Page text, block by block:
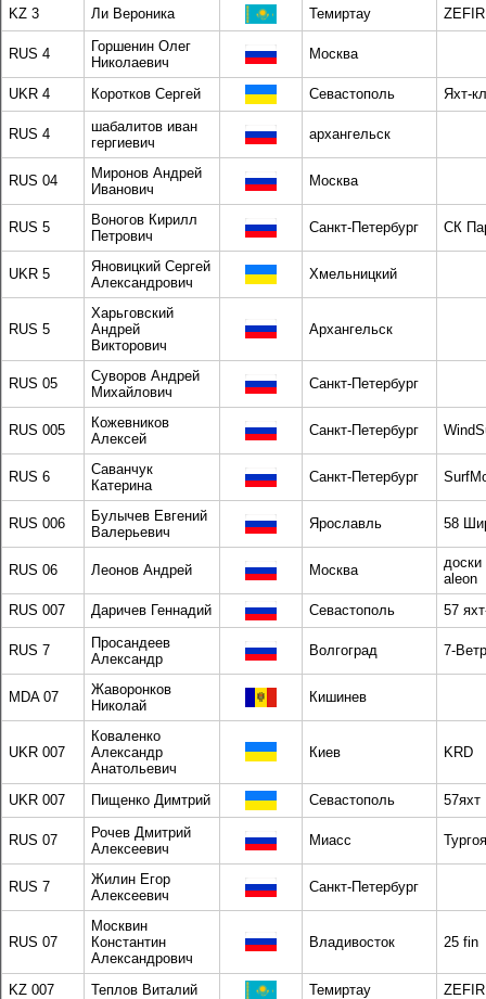
KZ 3 Ли Вероника Темиртау ZEFIR
RUS 4
Горшенин Олег
Николаевич
Москва
UKR 4 Коротков Сергей Севастополь Яхт-
RUS 4
шабалитов иван
гергиевич
архангельск
RUS 04
Миронов Андрей
Иванович
Москва
RUS 5
Воногов Кирилл
Петрович
Санкт-Петербург СК
UKR 5
Яновицкий Сергей
Александрович
Хмельницкий
RUS 5
Харьговский
Андрей
Викторович
Архангельск
RUS 05
Суворов Андрей
Михайлович
Санкт-Петербург
RUS 005
Кожевников
Алексей
Санкт-Петербург
RUS 6
Саванчук
Катерина
Санкт-Петербург
RUS 006
Булычев Евгений
Валерьевич
Ярославль 58
RUS 06 Леонов Андрей Москва
aleon
RUS 007
Даричев Геннадий Севастополь 57
RUS 7
Просандеев
Александр
Волгоград 7-
MDA 07
Жаворонков
Николай
Кишинев
UKR 007
Коваленко
Александр
Анатольевич
Киев KRD
UKR 007 Пищенко Димтрий Севастополь 57яхт
RUS 07
Рочев Дмитрий
Алексеевич
Миасс
RUS 7
Жилин Егор
Алексеевич
Санкт-Петербург
RUS 07
Москвин
Константин
Александрович
Владивосток 25 fin
KZ 007 Теплов Виталий Темиртау ZEFIR